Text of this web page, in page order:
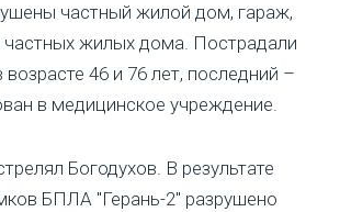
частный жилой дом, гараж,
жилых дома. Пострадали
46 и 76 лет, последний –
в медицинское учреждение.
Богодухов. В результате
БПЛА "Герань-2" разрушено